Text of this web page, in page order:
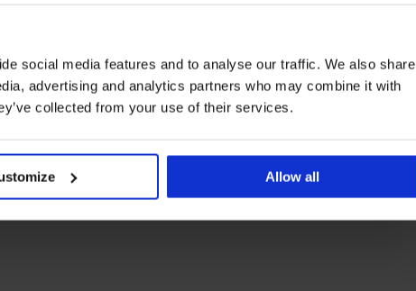
social media features and to analyse our traffic. We also share
advertising and analytics partners who may combine it with
collected from your use of their services.
Allow all